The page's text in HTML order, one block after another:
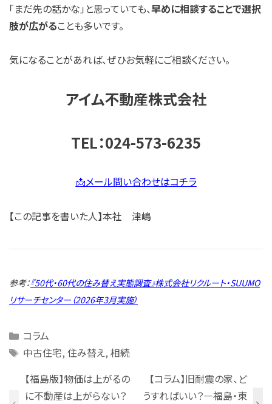
「まだ先の話かな」と思っていても、早めに相談することで選択
肢が広がることも多いです。
気になることがあれば、ぜひお気軽にご相談ください。
アイム不動産株式会社
TEL：024-573-6235
📩メール問い合わせはコチラ
【この記事を書いた人】本社 津嶋
参考：『50代・60代の住み替え実態調査』株式会社リクルート・SUUMO
リサーチセンター（2026年3月実施）
Categories
コラム
Tags
中古住宅, 住み替え, 相続
【福島版】物価は上がるの
に不動産は上がらない？
【コラム】旧耐震の家、ど
うすればいい？—福島・東